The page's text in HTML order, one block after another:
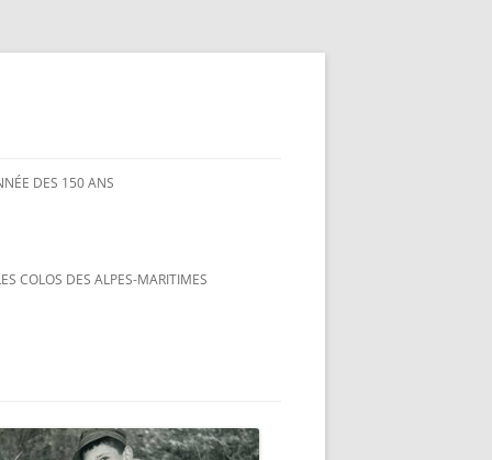
DES 150 ANS
COLOS DES ALPES-MARITIMES